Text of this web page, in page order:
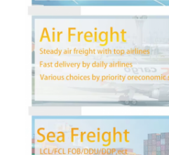
Contact
Causez Maintenant
Fret international en avant
Fret aérien en avant